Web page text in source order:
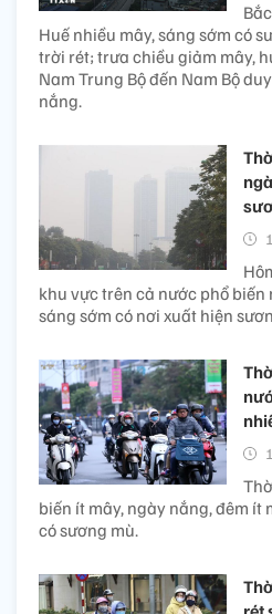
Huế nhiều mây, sáng sớm có
trời rét; trưa chiều giảm mây,
Nam Trung Bộ đến Nam Bộ
nắng.
khu vực trên cả nước phổ biến
sáng sớm có nơi xuất hiện
biến ít mây, ngày nắng, đêm ít
có sương mù.